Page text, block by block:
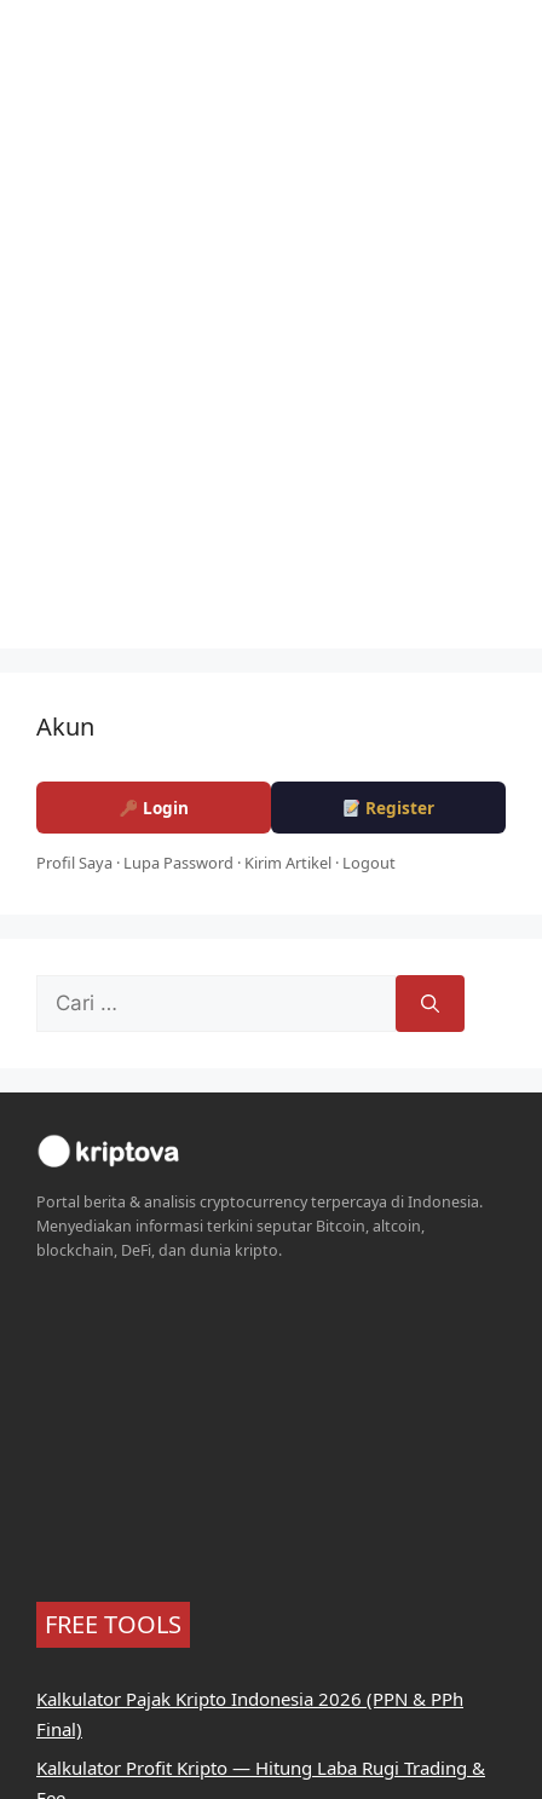
Akun
Login Register
Profil Saya · Lupa Password · Kirim Artikel · Logout
Cari
Portal berita & analisis cryptocurrency terpercaya di Indonesia.
Menyediakan informasi terkini seputar Bitcoin, altcoin,
blockchain, DeFi, dan dunia kripto.
FREE TOOLS
Kalkulator Pajak Kripto Indonesia 2026 (PPN & PPh
Final)
Kalkulator Profit Kripto — Hitung Laba Rugi Trading &